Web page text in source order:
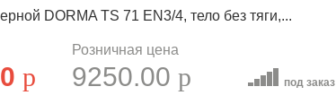
DORMA TS 71 EN3/4, тело без тяги,...
p
Розничная цена
9250.00p под заказ